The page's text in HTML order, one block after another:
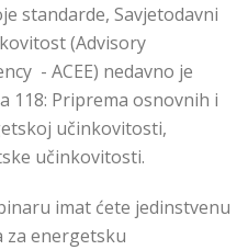
standarde, Savjetodavni
(Advisory
- ACEE) nedavno je
118: Priprema osnovnih i
učinkovitosti,
učinkovitosti.
imat ćete jedinstvenu
energetsku